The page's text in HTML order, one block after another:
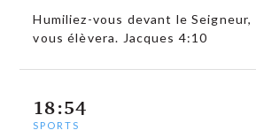
Humiliez-vous devant le Seigneur,
vous élèvera. Jacques 4:10
18:54
SPORTS